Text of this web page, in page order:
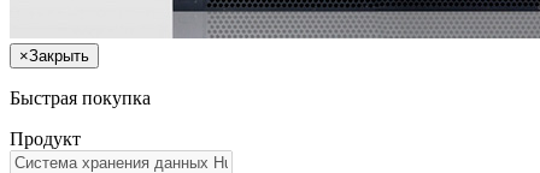
×Закрыть
Быстрая покупка
Продукт